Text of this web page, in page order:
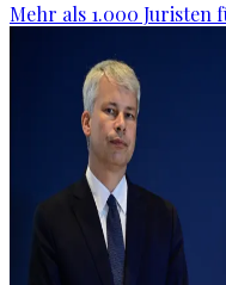
Mehr als 1.000